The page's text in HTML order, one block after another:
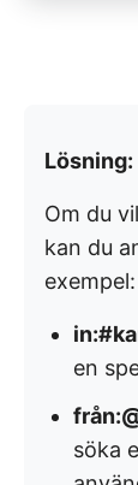
Lösning:
Om du
kan du
exempel:
en
söka